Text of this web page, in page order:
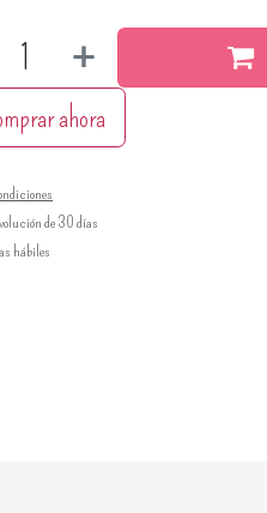
ahora
de 30 días
hábiles